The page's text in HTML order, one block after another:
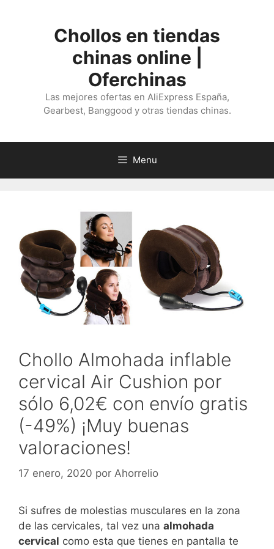
Chollos en tiendas
chinas online |
Oferchinas
Las mejores ofertas en AliExpress España,
Gearbest, Banggood y otras tiendas chinas.
Menu
Chollo Almohada inflable
cervical Air Cushion por
sólo 6,02€ con envío gratis
(-49%) ¡Muy buenas
valoraciones!
17 enero, 2020 por Ahorrelio
Si sufres de molestias musculares en la zona
de las cervicales, tal vez una almohada
cervical como esta que tienes en pantalla te